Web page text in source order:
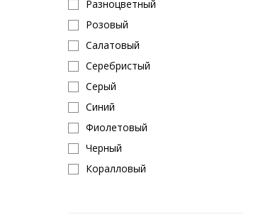
Разноцветный
Розовый
Салатовый
Серебристый
Серый
Синий
Фиолетовый
Черный
Коралловый